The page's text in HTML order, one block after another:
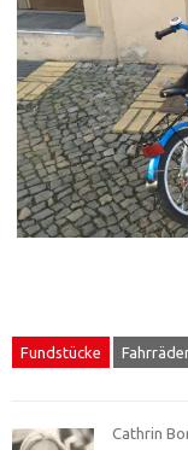
Fundstücke
Cathrin